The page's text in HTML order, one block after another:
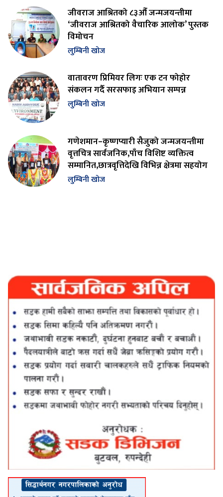
जीवराज आश्रितको ८३औँ जन्मजयन्तीमा
‘जीवराज आश्रितको वैचारिक आलोक’ पुस्तक
विमोचन
लुम्बिनी खोज
वातावरण प्रिमियर लिगः एक टन फोहोर
संकलन गर्दै सरसफाइ अभियान सम्पन्न
लुम्बिनी खोज
गणेशमान–कृष्णप्यारी सैजुको जन्मजयन्तीमा
वृत्तचित्र सार्वजनिक,पाँच विशिष्ट व्यक्तित्व
सम्मानित,छात्रवृत्तिदेखि विभिन्न क्षेत्रमा सहयोग
लुम्बिनी खोज